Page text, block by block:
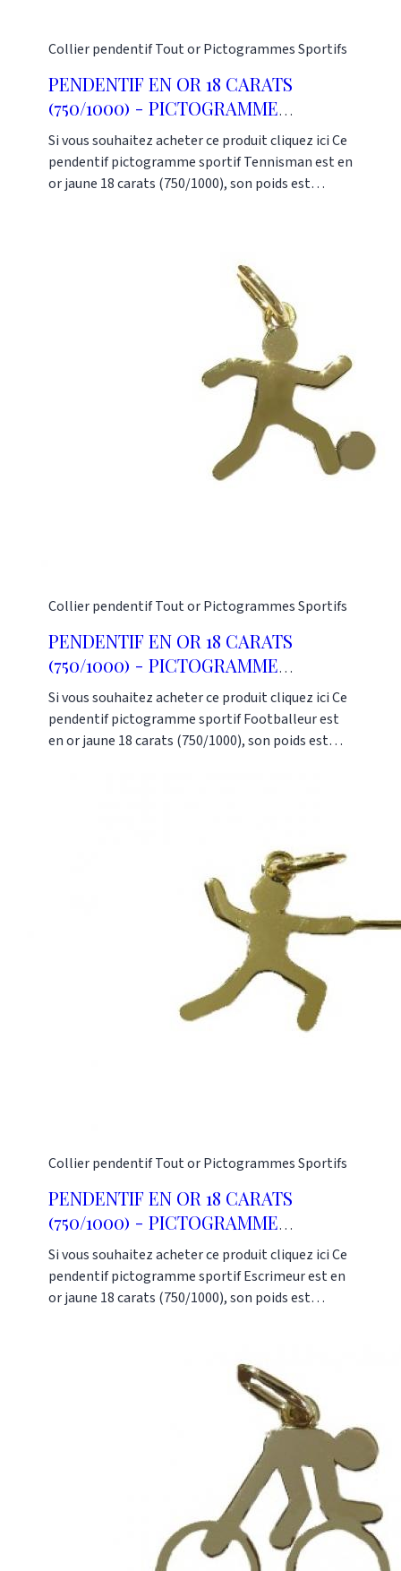
Collier pendentif Tout or Pictogrammes Sportifs
PENDENTIF EN OR 18 CARATS
(750/1000) - PICTOGRAMME
SPORTIF TENNIS 15MM
Si vous souhaitez acheter ce produit cliquez ici Ce
pendentif pictogramme sportif Tennisman est en
or jaune 18 carats (750/1000), son poids est
(20mm, 25mm ou 30mm). La collection de
pendentifs Pictogramme comprend plusieurs
autres sports. C'est une bonne idée de cadeaux
pour des personnes jeunes et sportives. Ces
pendentifs sont fabriqués dans notre atelier. Ils
sont disponibles dès maintenant dans notre
boutique Or Gemmes située au 127 rue du Temple
dans le 3e arrondissement de Paris. Pour plus
d'informations, vous pouvez nous contacter au :
Collier pendentif Tout or Pictogrammes Sportifs
PENDENTIF EN OR 18 CARATS
(750/1000) - PICTOGRAMME
SPORTIF FOOTBALL 15MM
Si vous souhaitez acheter ce produit cliquez ici Ce
pendentif pictogramme sportif Footballeur est
en or jaune 18 carats (750/1000), son poids est
Pictogramme comprend plusieurs autres sports.
C'est une bonne idée de cadeaux pour des
personnes jeunes et sportives. Ces pendentifs
sont fabriqués dans notre atelier. Ils sont
disponibles dès maintenant dans notre boutique
Or Gemmes située au 127 rue du Temple dans le
3e arrondissement de Paris. Pour plus
d'informations, vous pouvez nous contacter au :
Collier pendentif Tout or Pictogrammes Sportifs
PENDENTIF EN OR 18 CARATS
(750/1000) - PICTOGRAMME
SPORTIF ESCRIME 15MM
Si vous souhaitez acheter ce produit cliquez ici Ce
pendentif pictogramme sportif Escrimeur est en
or jaune 18 carats (750/1000), son poids est
(750/1000). Il peut se faire en d'autres dimensions
(20mm, 25mm ou 30mm). La collection de
pendentifs Pictogramme comprend plusieurs
autres sports. C'est une bonne idée de cadeaux
pour des personnes jeunes et sportives. Ces
pendentifs sont fabriqués dans notre atelier. Ils
sont disponibles dès maintenant dans notre
boutique Or Gemmes située au 127 rue du Temple
dans le 3e arrondissement de Paris. Pour plus
d'informations, vous pouvez nous contacter au :